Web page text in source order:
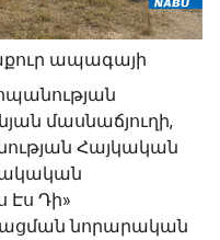
ապագայի
մասնաճյուղի,
Հայկական
Էս Դի»
նորարական